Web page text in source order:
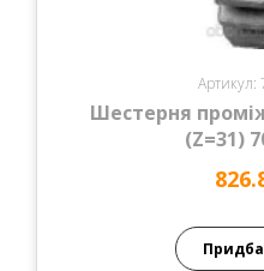
Артикул:
Шестерня
(Z=31)